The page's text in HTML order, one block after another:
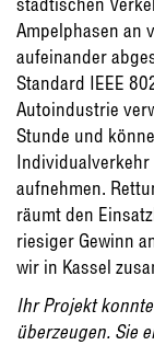
Ampelphasen an
aufeinander
Standard IEEE
Autoindustrie
Stunde und
Individualverkehr
aufnehmen.
räumt den
riesiger Gewinn
wir in Kassel
Ihr Projekt
überzeugen. Sie